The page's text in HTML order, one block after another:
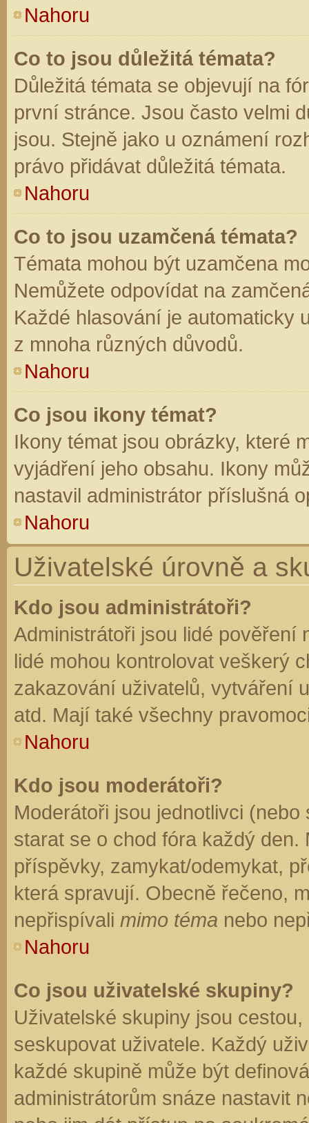
Nahoru
Co to jsou důležitá témata?
Důležitá témata se objevují na
první stránce. Jsou často velmi
jsou. Stejně jako u oznámení
právo přidávat důležitá témata.
Nahoru
Co to jsou uzamčená témata?
Témata mohou být uzamčena
Nemůžete odpovídat na
Každé hlasování je automaticky
z mnoha různých důvodů.
Nahoru
Co jsou ikony témat?
Ikony témat jsou obrázky, které
vyjádření jeho obsahu. Ikony
nastavil administrátor příslušná
Nahoru
Uživatelské úrovně a
Kdo jsou administrátoři?
Administrátoři jsou lidé pověření
lidé mohou kontrolovat veškerý
zakazování uživatelů, vytváření
atd. Mají také všechny
Nahoru
Kdo jsou moderátoři?
Moderátoři jsou jednotlivci
starat se o chod fóra každý
příspěvky, zamykat/odemykat,
která spravují. Obecně řečeno,
nepřispívali mimo téma nebo
Nahoru
Co jsou uživatelské skupiny?
Uživatelské skupiny jsou
seskupovat uživatele. Každý
každé skupině může být
administrátorům snáze nastavit